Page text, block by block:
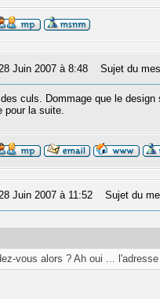
Juin 2007 à 8:48 Sujet du
culs. Dommage que le
pour la suite.
Juin 2007 à 11:52 Sujet du
vous alors ? Ah oui ... l'adresse